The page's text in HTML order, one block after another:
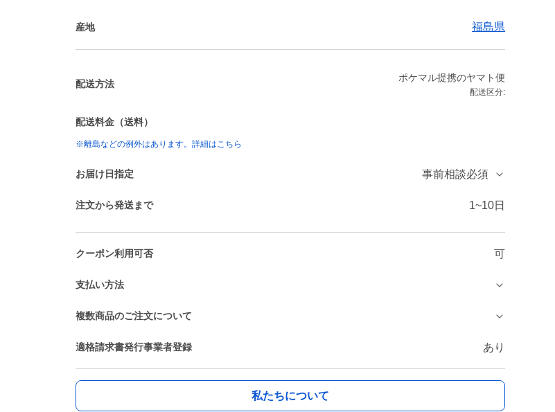
産地 福島県
配送方法
ポケマル提携のヤマト便
配送区分:
配送料金（送料）
※離島などの例外はあります。詳細はこちら
お届け日指定 事前相談必須
注文から発送まで 1~10日
クーポン利用可否 可
支払い方法
複数商品のご注文について
適格請求書発行事業者登録 あり
私たちについて